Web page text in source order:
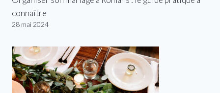
connaître
28 mai 2024